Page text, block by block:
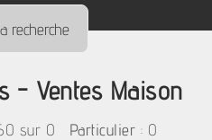
- Ventes Maison
sur 0 Particulier : 0